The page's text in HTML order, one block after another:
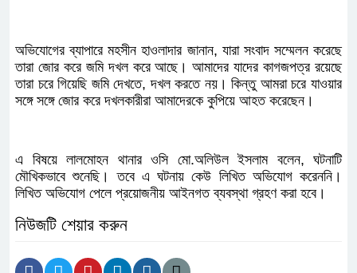
অভিযোগের ব্যাপারে মহসীন হাওলাদার জানান, যারা সংবাদ সম্মেলন করেছে
তারা জোর করে জমি দখল করে আছে। আমাদের যাদের কাগজপত্র রয়েছে
তারা চরে গিয়েছি জমি দেখতে, দখল করতে নয়। কিন্তু আমরা চরে যাওয়ার
সঙ্গে সঙ্গে জোর করে দখলকারীরা আমাদেরকে কুপিয়ে আহত করেছেন।
এ বিষয়ে লালমোহন থানার ওসি মো.অলিউল ইসলাম বলেন, ঘটনাটি
মৌখিকভাবে শুনেছি। তবে এ ঘটনায় কেউ লিখিত অভিযোগ করেননি।
লিখিত অভিযোগ পেলে প্রয়োজনীয় আইনগত ব্যবস্থা গ্রহণ করা হবে।
নিউজটি শেয়ার করুন